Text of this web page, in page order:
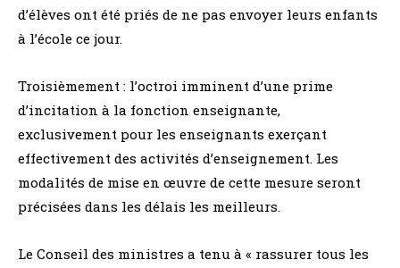
d’élèves ont été priés de ne pas envoyer leurs enfants
à l’école ce jour.
Troisièmement : l’octroi imminent d’une prime
d’incitation à la fonction enseignante,
exclusivement pour les enseignants exerçant
effectivement des activités d’enseignement. Les
modalités de mise en œuvre de cette mesure seront
précisées dans les délais les meilleurs.
Le Conseil des ministres a tenu à « rassurer tous les